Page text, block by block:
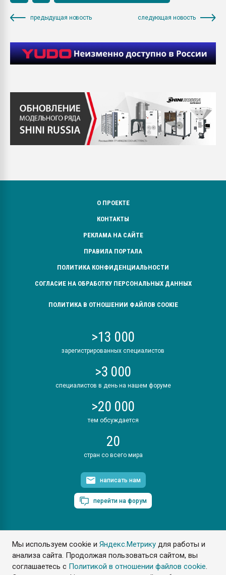
Мы используем cookie иЯндекс.Метрику для работы и
анализа сайта. Продолжая пользоваться сайтом, вы
соглашаетесь с Политикой в отношении файлов cookie.
предыдущая новость следующая новость
О ПРОЕКТЕ
КОНТАКТЫ
РЕКЛАМА НА САЙТЕ
ПРАВИЛА ПОРТАЛА
ПОЛИТИКА КОНФИДЕНЦИАЛЬНОСТИ
СОГЛАСИЕ НА ОБРАБОТКУ ПЕРСОНАЛЬНЫХ ДАННЫХ
ПОЛИТИКА В ОТНОШЕНИИ ФАЙЛОВ COOKIE
>13 000
зарегистрированных специалистов
>3 000
специалистов в день на нашем форуме
>20 000
тем обсуждается
20
стран со всего мира
написать нам
перейти на форум
ПластЭксперт © 2006. Все права защищены
Разрешается копирование материалов сайта с обязательной
ссылкой на www.e-plastic.ru